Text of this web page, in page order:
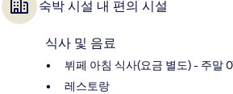
숙박 시설 내 편의 시설
식사 및 음료
뷔페 아침 식사(요금 별도) - 주말
레스토랑